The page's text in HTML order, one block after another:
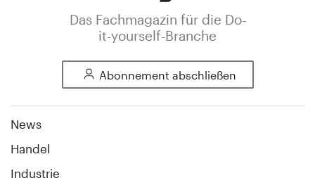
Das Fachmagazin für die Do-
it-yourself-Branche
Abonnement abschließen
News
Handel
Industrie